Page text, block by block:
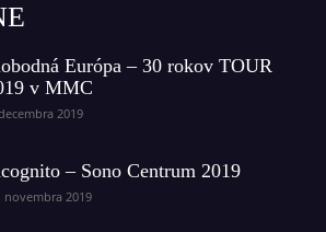
Európa – 30 rokov TOUR
v MMC
2019
– Sono Centrum 2019
novembra 2019